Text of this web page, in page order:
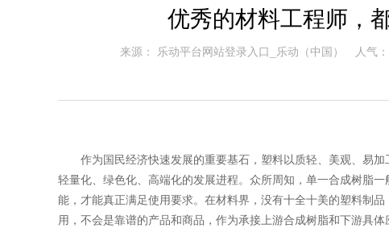
优秀的材料工程师，
来源： 乐动平台网站登录入口_乐动（中国） 人气
作为国民经济快速发展的重要基石，塑料以质轻、美观、易加
轻量化、绿色化、高端化的发展进程。众所周知，单一合成树脂
能，才能真正满足使用要求。在材料界，没有十全十美的塑料制
用，不会是靠谱的产品和商品，作为承接上游合成树脂和下游具